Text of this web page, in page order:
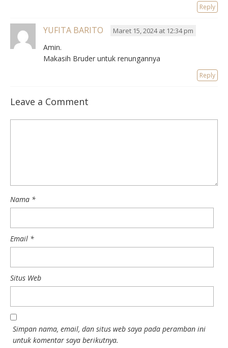
Reply
YUFITA BARITO Maret 15, 2024 at 12:34 pm
Amin.
Makasih Bruder untuk renungannya
Reply
Leave a Comment
Nama *
Email *
Situs Web
Simpan nama, email, dan situs web saya pada peramban ini
untuk komentar saya berikutnya.